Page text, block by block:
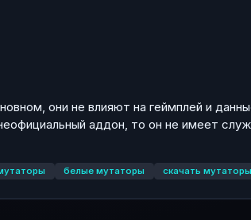
они не влияют на геймплей и
аддон, то он не имеет
белые мутаторы скачать мутаторы